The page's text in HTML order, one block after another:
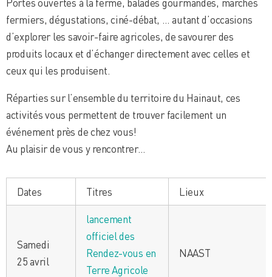
fermiers, dégustations, ciné-débat, … autant d’occasions
d’explorer les savoir-faire agricoles, de savourer des
produits locaux et d’échanger directement avec celles et
ceux qui les produisent.
Réparties sur l’ensemble du territoire du Hainaut, ces
activités vous permettent de trouver facilement un
événement près de chez vous!
Au plaisir de vous y rencontrer…
Dates Titres Lieux
Samedi
25 avril
lancement
officiel des
Rendez-vous en
Terre Agricole
NAAST